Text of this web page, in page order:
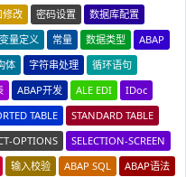
修改 密码设置
数据库配置
变量定义 常量 数据类型
ABAP
体 字符串处理
循环语句
ABAP开发 ALE EDI
IDoc
TABLE
STANDARD TABLE
OPTIONS
SELECTION-SCREEN
输入校验 ABAP SQL
ABAP语法